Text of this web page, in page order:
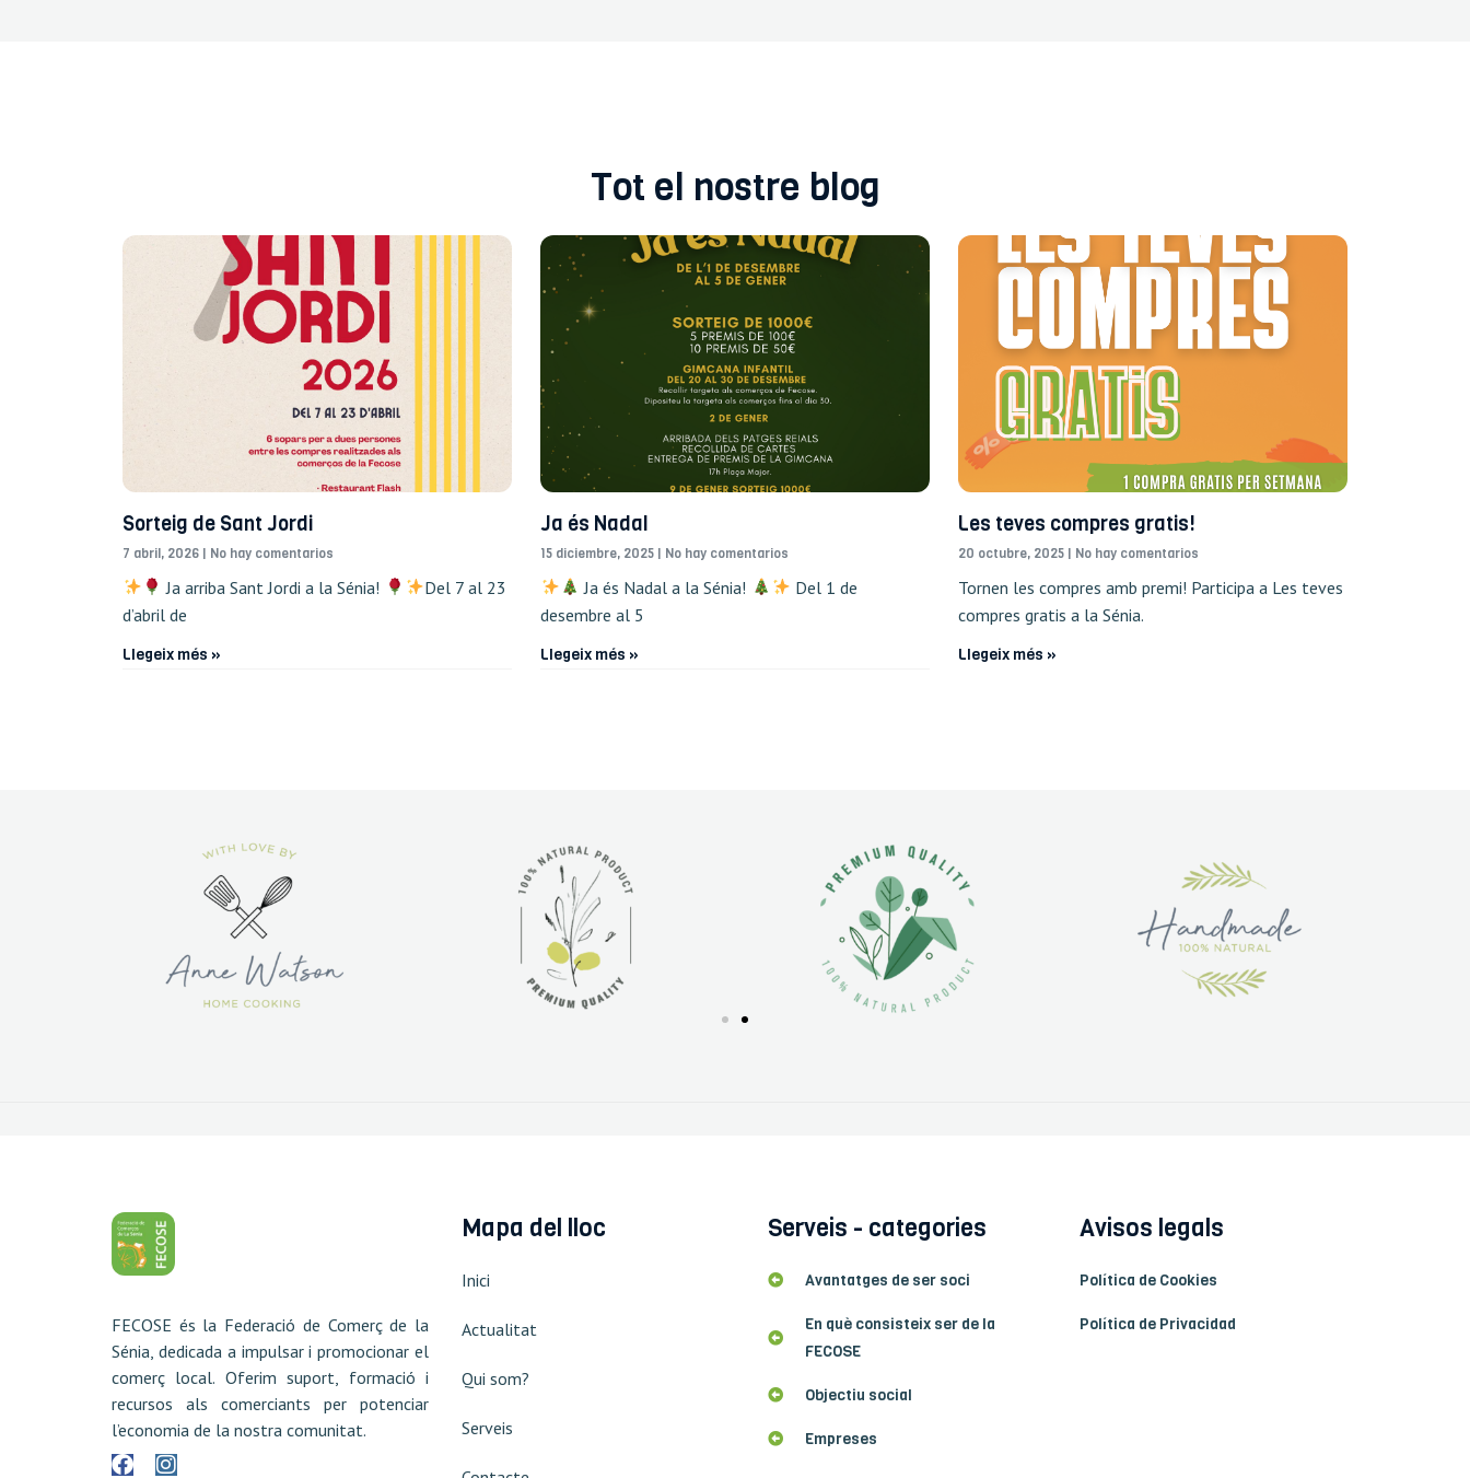
Tot el nostre blog
Sorteig de Sant Jordi
7 abril, 2026 No hay comentarios
Ja arriba Sant Jordi a la Sénia!
Del 7 al 23
d’abril de
Llegeix més »
Ja és Nadal
15 diciembre, 2025 No hay comentarios
Ja és Nadal a la Sénia!
Del 1 de
desembre al 5
Llegeix més »
Les teves compres gratis!
20 octubre, 2025 No hay comentarios
Tornen les compres amb premi! Participa a Les teves
compres gratis a la Sénia.
Llegeix més »
FECOSE és la Federació de Comerç de la
Sénia, dedicada a impulsar i promocionar el
comerç local. Oferim suport, formació i
recursos als comerciants per potenciar
l’economia de la nostra comunitat.
Mapa del lloc
Inici
Actualitat
Qui som?
Serveis
Serveis - categories
Avantatges de ser soci
En què consisteix ser de la
FECOSE
Objectiu social
Empreses
Avisos legals
Política de Cookies
Política de Privacidad